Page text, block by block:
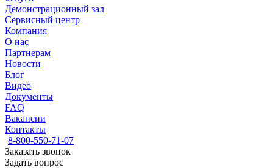
Демонстрационный зал
Сервисный центр
Компания
О нас
Партнерам
Новости
Блог
Видео
Документы
FAQ
Вакансии
Контакты
8-800-550-71-07
Заказать звонок
Задать вопрос